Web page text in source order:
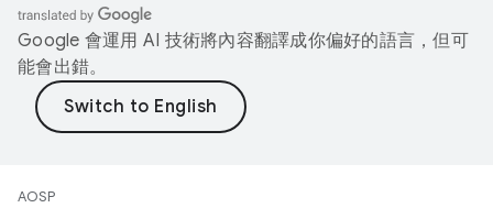
Google 會運用 AI 技術將內容翻譯成你偏好的語言，但可
能會出錯。
AOSP